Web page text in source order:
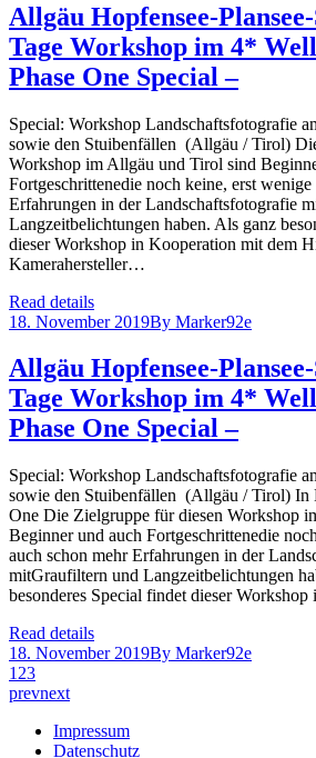
Allgäu Hopfensee-
Tage Workshop im 4*
Phase One Special –
Special: Workshop Landschaftsfotografie
sowie den Stuibenfällen (Allgäu / Tirol)
Workshop im Allgäu und Tirol sind
Fortgeschrittenedie noch keine, erst
Erfahrungen in der Landschaftsfotografie
Langzeitbelichtungen haben. Als ganz
dieser Workshop in Kooperation mit dem
Kamerahersteller…
Read details
18. November 2019By Marker92e
Allgäu Hopfensee-
Tage Workshop im 4*
Phase One Special –
Special: Workshop Landschaftsfotografie
sowie den Stuibenfällen (Allgäu / Tirol) In
One Die Zielgruppe für diesen Workshop
Beginner und auch Fortgeschrittenedie
auch schon mehr Erfahrungen in der
mitGraufiltern und Langzeitbelichtungen
besonderes Special findet dieser
Read details
18. November 2019By Marker92e
1 23
prevnext
Impressum
Datenschutz